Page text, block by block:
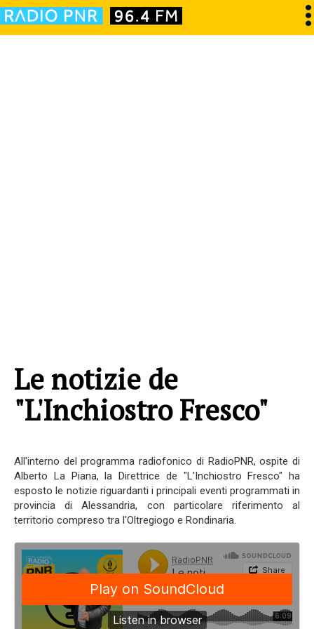
Le notizie de
"L'Inchiostro Fresco"
All'interno del programma radiofonico di RadioPNR, ospite di
Alberto La Piana, la Direttrice de "L'Inchiostro Fresco" ha
esposto le notizie riguardanti i principali eventi programmati in
provincia di Alessandria, con particolare riferimento al
territorio compreso tra l'Oltregiogo e Rondinaria.